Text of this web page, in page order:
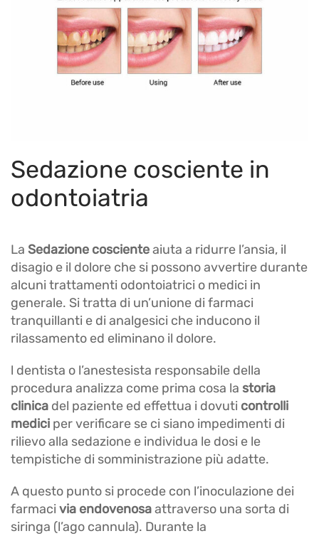
Sedazione cosciente in
odontoiatria
La Sedazione coscienteaiuta a ridurre l’ansia, il
disagio e il dolore che si possono avvertire durante
alcuni trattamenti odontoiatrici o medici in
generale. Si tratta di un’unione di farmaci
tranquillanti e di analgesici che inducono il
rilassamento ed eliminano il dolore.
l dentista o l’anestesista responsabile della
procedura analizza come prima cosa la storia
clinica del paziente ed effettua i dovuti controlli
medici per verificare se ci siano impedimenti di
rilievo alla sedazione e individua le dosi e le
tempistiche di somministrazione più adatte.
A questo punto si procede con l’inoculazione dei
farmaci via endovenosaattraverso una sorta di
siringa (l’ago cannula). Durante la